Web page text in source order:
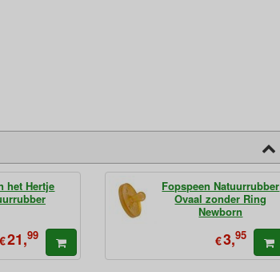
het Hertje
€21,99
Fopspeen Natuurrubber
Ovaal zonder Ring
Newborn
€3,95